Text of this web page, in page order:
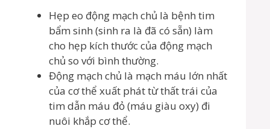
Hẹp eo động mạch chủ là bệnh tim
bẩm sinh (sinh ra là đã có sẵn) làm
cho hẹp kích thước của động mạch
chủ so với bình thường.
Động mạch chủ là mạch máu lớn nhất
của cơ thể xuất phát từ thất trái của
tim dẫn máu đỏ (máu giàu oxy) đi
nuôi khắp cơ thể.